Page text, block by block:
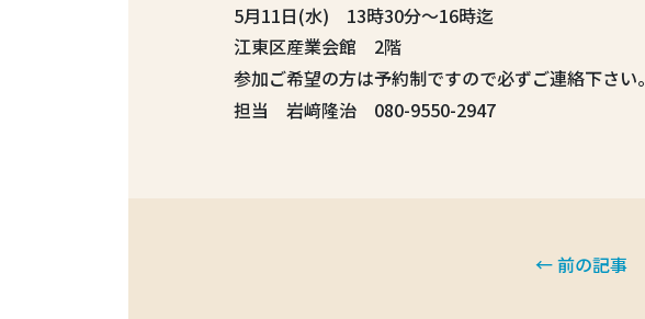
5月11日(水) 13時30分～16時迄
江東区産業会館 2階
参加ご希望の方は予約制ですので必ずご連絡下さい。
担当 岩﨑隆治 080-9550-2947
← 前の記事